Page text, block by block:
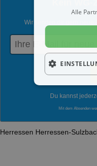
Wir senden dir gern neue
Du kannst
Mit dem Absenden
Herressen Herressen-
Alle